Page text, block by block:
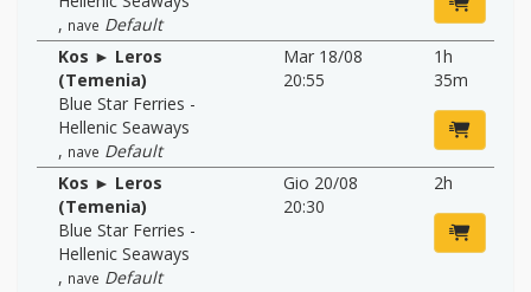
, nave Default
Kos ► Leros
(Temenia)
Blue Star Ferries -
Hellenic Seaways
, nave Default
Mar 18/08
20:55
1h
35m
Kos ► Leros
(Temenia)
Blue Star Ferries -
Hellenic Seaways
, nave Default
Gio 20/08
20:30
2h